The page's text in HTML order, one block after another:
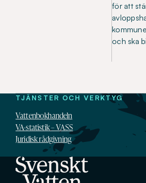
för att
och ska
TJÄNSTER OCH VERKTYG
Vattenbokhandeln
VA-statistik – VASS
Juridisk rådgivning